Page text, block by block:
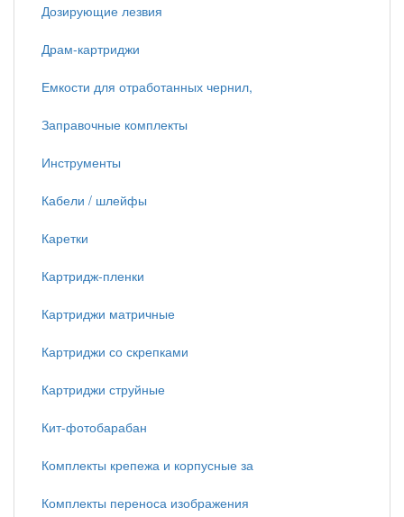
Дозирующие лезвия
Драм-картриджи
Емкости для отработанных чернил,
Заправочные комплекты
Инструменты
Кабели / шлейфы
Каретки
Картридж-пленки
Картриджи матричные
Картриджи со скрепками
Картриджи струйные
Кит-фотобарабан
Комплекты крепежа и корпусные за
Комплекты переноса изображения